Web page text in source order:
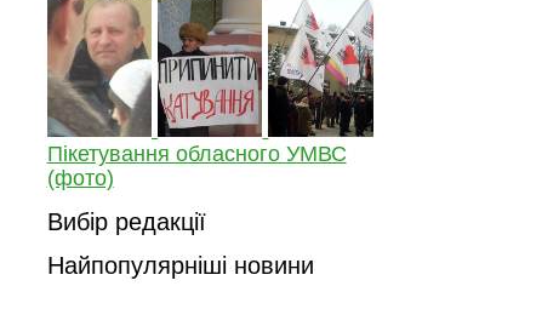
Пікетування обласного УМВС
(фото)
Вибір редакції
Найпопулярніші новини